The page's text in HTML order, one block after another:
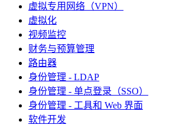
虚拟专用网络（VPN）
虚拟化
视频监控
财务与预算管理
路由器
身份管理 - LDAP
身份管理 - 单点登录（SSO）
身份管理 - 工具和 Web 界面
软件开发